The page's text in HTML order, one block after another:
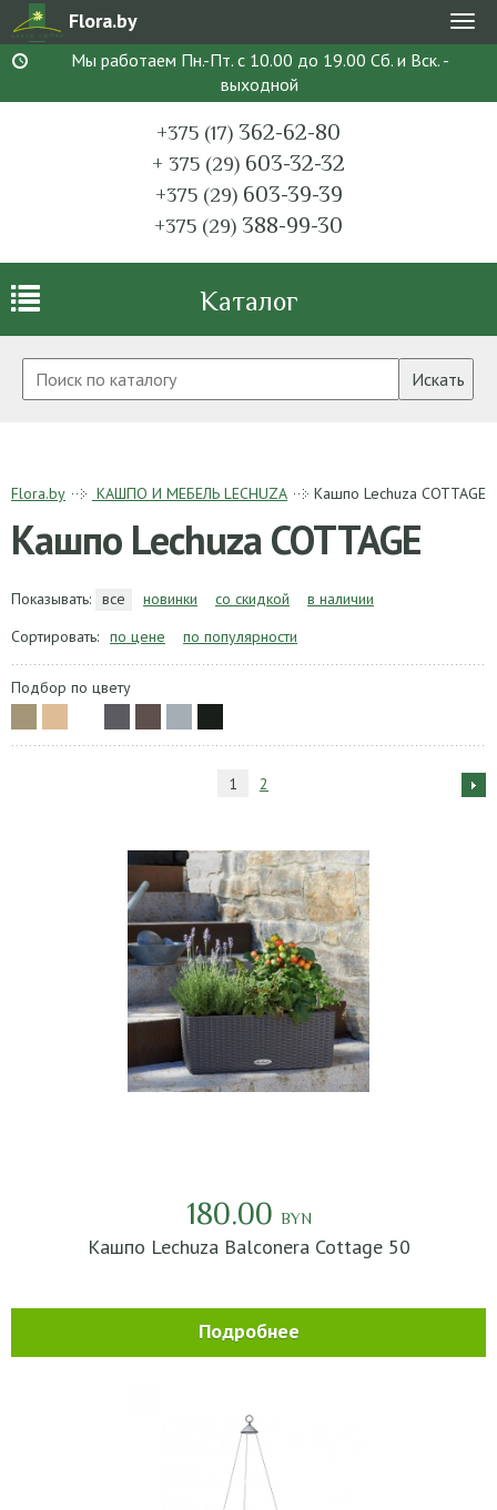
Flora.by
Мы работаем Пн.-Пт. с 10.00 до 19.00 Сб. и Вск. -
выходной
+375 (17) 362-62-80
+ 375 (29) 603-32-32
+375 (29)603-39-39
+375 (29) 388-99-30
Каталог
Искать
Flora.by КАШПО И МЕБЕЛЬ LECHUZA Кашпо Lechuza COTTAGE
Кашпо Lechuza COTTAGE
Показывать: все новинки со скидкой
в наличии
Сортировать: по цене по популярности
Подбор по цвету
1 2
180.00 BYN
Кашпо Lechuza Balconera Cottage 50
Подробнее